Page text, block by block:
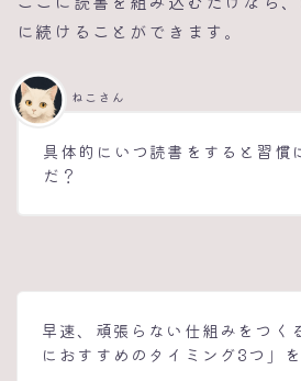
に続けることができます。
具体的にいつ読書をすると習慣
だ？
ねこさん
早速、頑張らない仕組みをつく
におすすめのタイミング3つ」